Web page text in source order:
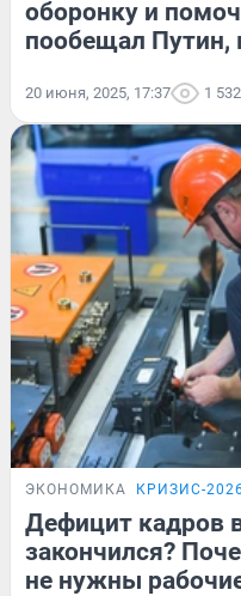
оборонку и
пообещал
20 июня, 2025, 17:37 1 532
ЭКОНОМИКА КРИЗИС-
Дефицит кадров
закончился?
не нужны